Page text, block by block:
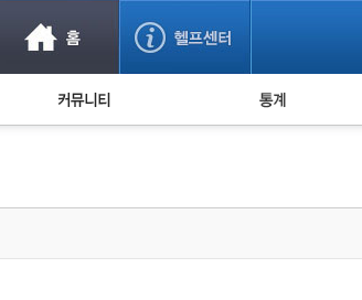
사기 예방했어요! 누적 피해사례 통계